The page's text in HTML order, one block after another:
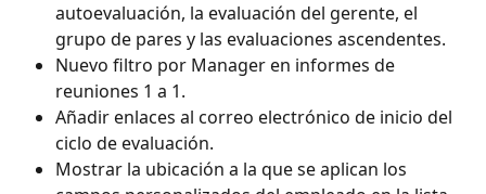
autoevaluación, la evaluación del gerente, el
grupo de pares y las evaluaciones ascendentes.
Nuevo filtro por Manager en informes de
reuniones 1 a 1.
Añadir enlaces al correo electrónico de inicio del
ciclo de evaluación.
Mostrar la ubicación a la que se aplican los